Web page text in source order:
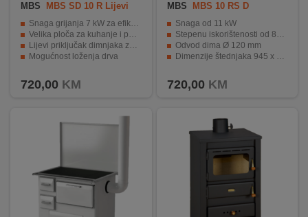
MBS MBS SD 10 R Lijevi
Snaga grijanja 7 kW za efikasno zagrijavanje prostora
Velika ploča za kuhanje i pećnica za pripremu hrane
Lijevi priključak dimnjaka za lakšu instalaciju
Mogućnost loženja drva
720,00 KM
MBS MBS 10 RS D
Snaga od 11 kW
Stepenu iskorištenosti od 85%
Odvod dima Ø 120 mm
Dimenzije štednjaka 945 x 850 x 645 mm
720,00 KM